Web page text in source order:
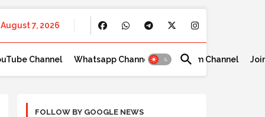
August 7, 2026
Channel Whatsapp Channel Telegram Channel
FOLLOW BY GOOGLE NEWS